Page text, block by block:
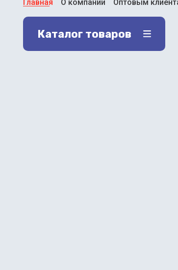
Главная О компании Оптовым
Каталог товаров